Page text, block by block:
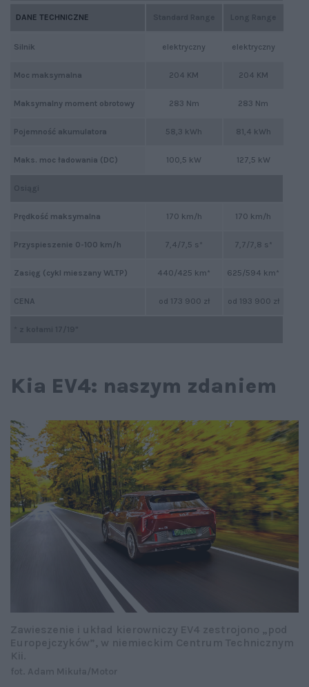
elektryczny elektryczny
204 KM 204 KM
283 Nm 283 Nm
58,3 kWh 81,4 kWh
100,5 kW 127,5 kW
170 km/h 170 km/h
7,4/7,5 s* 7,7/7,8 s*
440/425 km* 625/594 km*
od 173 900 zł od 193 900 zł
DANE TECHNICZNE
Silnik
Moc maksymalna
Maksymalny moment obrotowy
Pojemność akumulatora
Maks. moc ładowania (DC)
Prędkość maksymalna
Przyspieszenie 0-100 km/h
Zasięg (cykl mieszany WLTP)
CENA
Kia EV4: naszym zdaniem